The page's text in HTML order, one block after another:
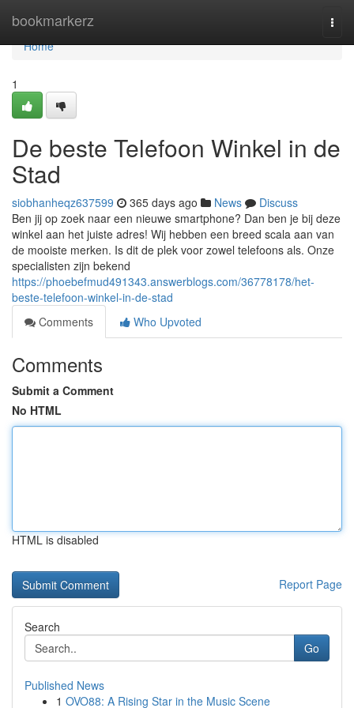
bookmarkerz
Home
Home
1
De beste Telefoon Winkel in de
Stad
siobhanheqz637599 365 days ago News
Discuss
Ben jij op zoek naar een nieuwe smartphone? Dan ben je bij deze
winkel aan het juiste adres! Wij hebben een breed scala aan van
de mooiste merken. Is dit de plek voor zowel telefoons als. Onze
specialisten zijn bekend
https://phoebefmud491343.answerblogs.com/36778178/het-
beste-telefoon-winkel-in-de-stad
Comments
Who Upvoted
Comments
Submit a Comment
No HTML
HTML is disabled
Report Page
Search
Go
Published News
1 OVO88: A Rising Star in the Music Scene